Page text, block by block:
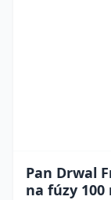
Pan Drwal
na fúzy 100